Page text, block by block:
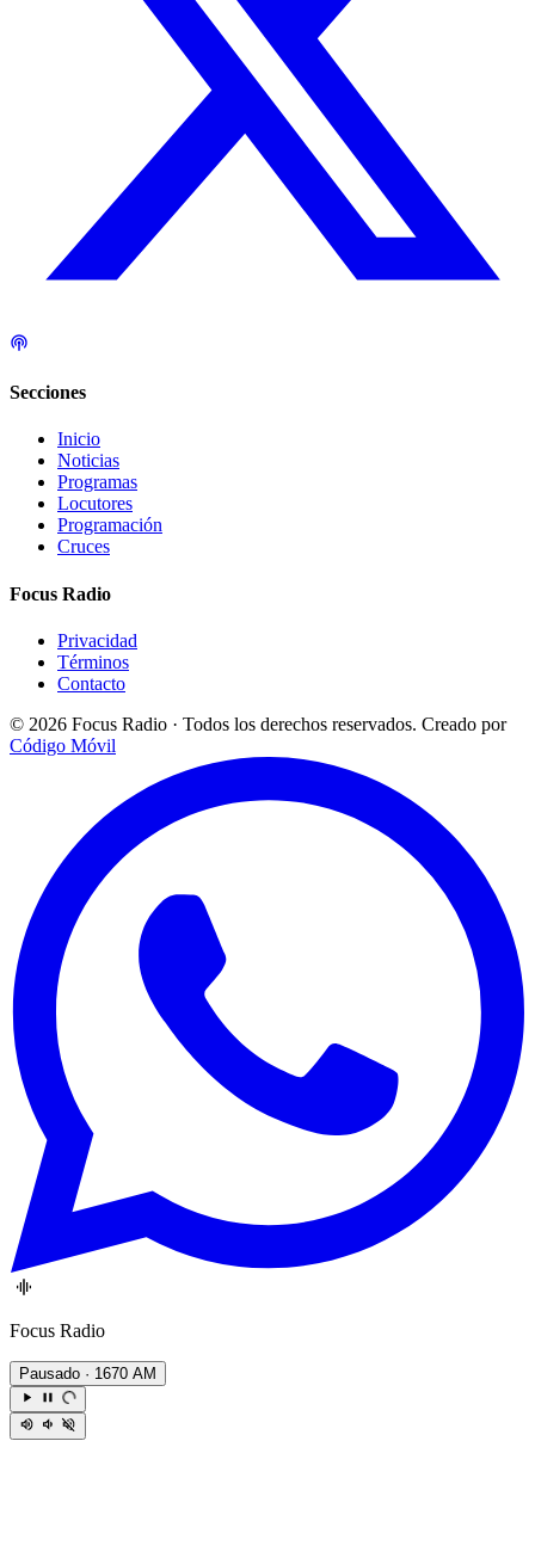
Secciones
Inicio
Noticias
Programas
Locutores
Programación
Cruces
Focus Radio
Privacidad
Términos
Contacto
© 2026 Focus Radio · Todos los derechos reservados. Creado por
Código Móvil
Focus Radio
Pausado · 1670 AM